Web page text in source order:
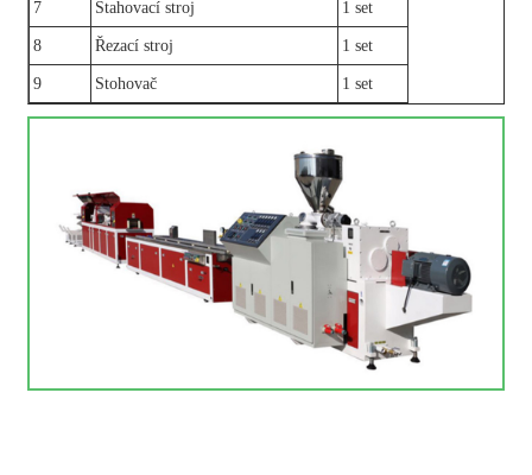
7 Stahovací stroj 1 set
8 Řezací stroj 1 set
9 Stohovač 1 set